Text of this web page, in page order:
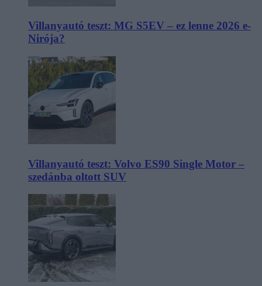
Villanyautó teszt: MG S5EV – ez lenne 2026 e-
Nirója?
Villanyautó teszt: Volvo ES90 Single Motor –
szedánba oltott SUV